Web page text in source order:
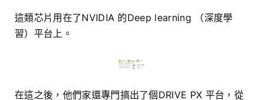
這類芯片用在了NVIDIA 的Deep learning （深度學
習）平台上。
在這之後，他們家還專門搞出了個DRIVE PX 平台，從